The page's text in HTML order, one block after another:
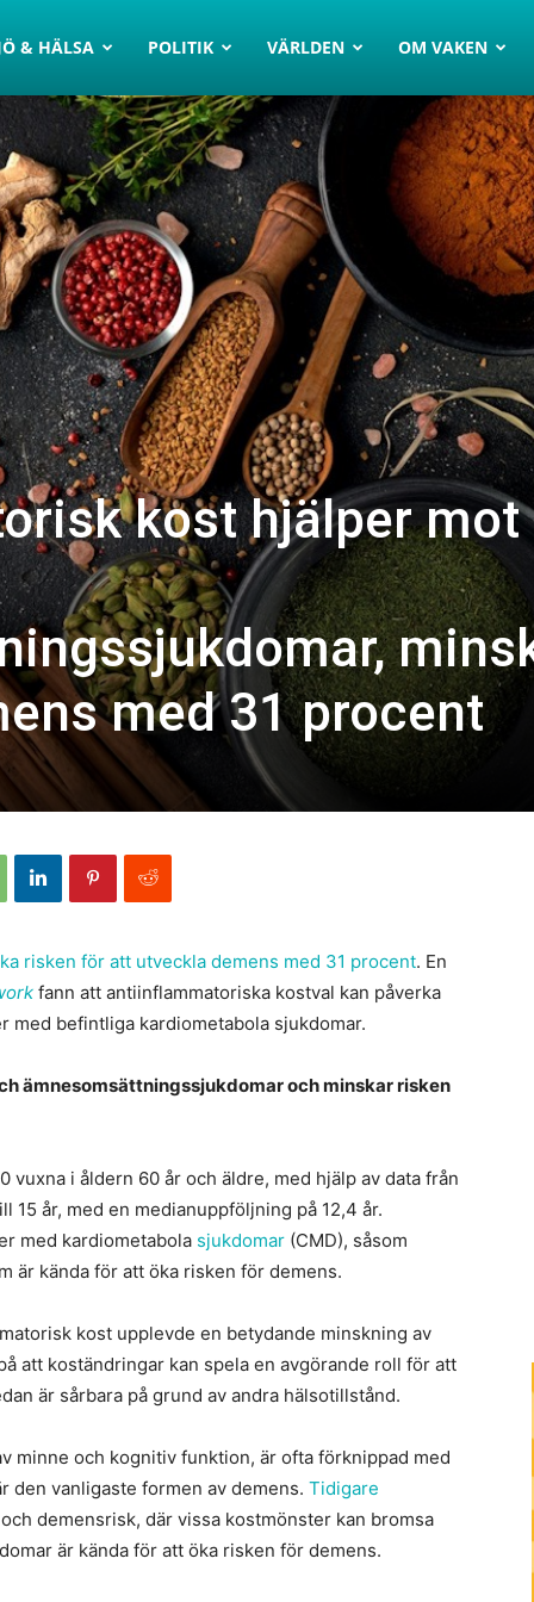
& HÄLSA POLITIK VÄRLDEN OM VAKEN
kost hjälper mot
med 31 procent
risken för att utveckla demens med 31 procent. En
fann att antiinflammatoriska kostval kan påverka
med befintliga kardiometabola sjukdomar.
ämnesomsättningssjukdomar och minskar risken
i åldern 60 år och äldre, med hjälp av data från
15 år, med en medianuppföljning på 12,4 år.
med kardiometabola sjukdomar (CMD), såsom
är kända för att öka risken för demens.
kost upplevde en betydande minskning av
att koständringar kan spela en avgörande roll för att
är sårbara på grund av andra hälsotillstånd.
minne och kognitiv funktion, är ofta förknippad med
den vanligaste formen av demens. Tidigare
demensrisk, där vissa kostmönster kan bromsa
är kända för att öka risken för demens.